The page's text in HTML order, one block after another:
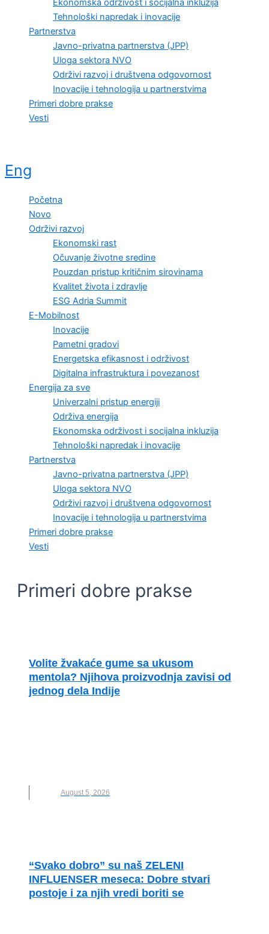
Ekonomska održivost i socijalna inkluzija
Tehnološki napredak i inovacije
Partnerstva
Javno-privatna partnerstva (JPP)
Uloga sektora NVO
Održivi razvoj i društvena odgovornost
Inovacije i tehnologija u partnerstvima
Primeri dobre prakse
Vesti
Eng
Početna
Novo
Održivi razvoj
Ekonomski rast
Očuvanje životne sredine
Pouzdan pristup kritičnim sirovinama
Kvalitet života i zdravlje
ESG Adria Summit
E-Mobilnost
Inovacije
Pametni gradovi
Energetska efikasnost i održivost
Digitalna infrastruktura i povezanost
Energija za sve
Univerzalni pristup energiji
Održiva energija
Ekonomska održivost i socijalna inkluzija
Tehnološki napredak i inovacije
Partnerstva
Javno-privatna partnerstva (JPP)
Uloga sektora NVO
Održivi razvoj i društvena odgovornost
Inovacije i tehnologija u partnerstvima
Primeri dobre prakse
Vesti
Primeri dobre prakse
Volite žvakaće gume sa ukusom
mentola? Njihova proizvodnja zavisi od
jednog dela Indije
August 5, 2026
“Svako dobro” su naš ZELENI
INFLUENSER meseca: Dobre stvari
postoje i za njih vredi boriti se